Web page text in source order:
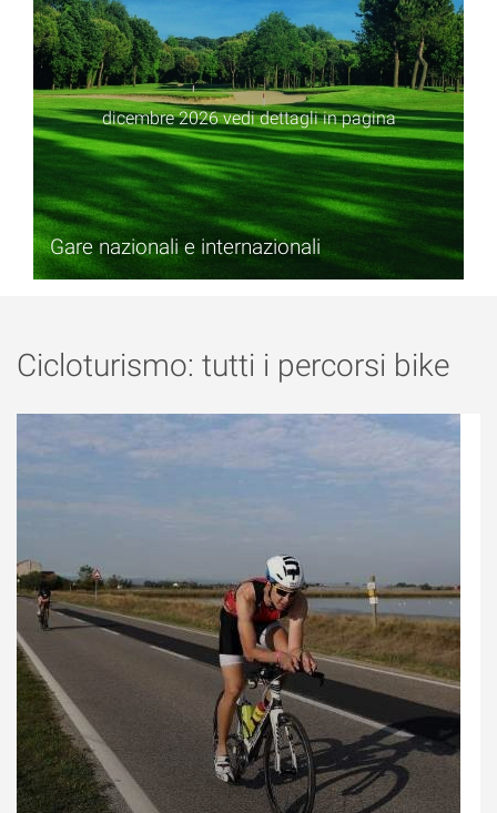
dicembre 2026 vedi dettagli in pagina
Gare nazionali e internazionali
Cicloturismo: tutti i percorsi bike